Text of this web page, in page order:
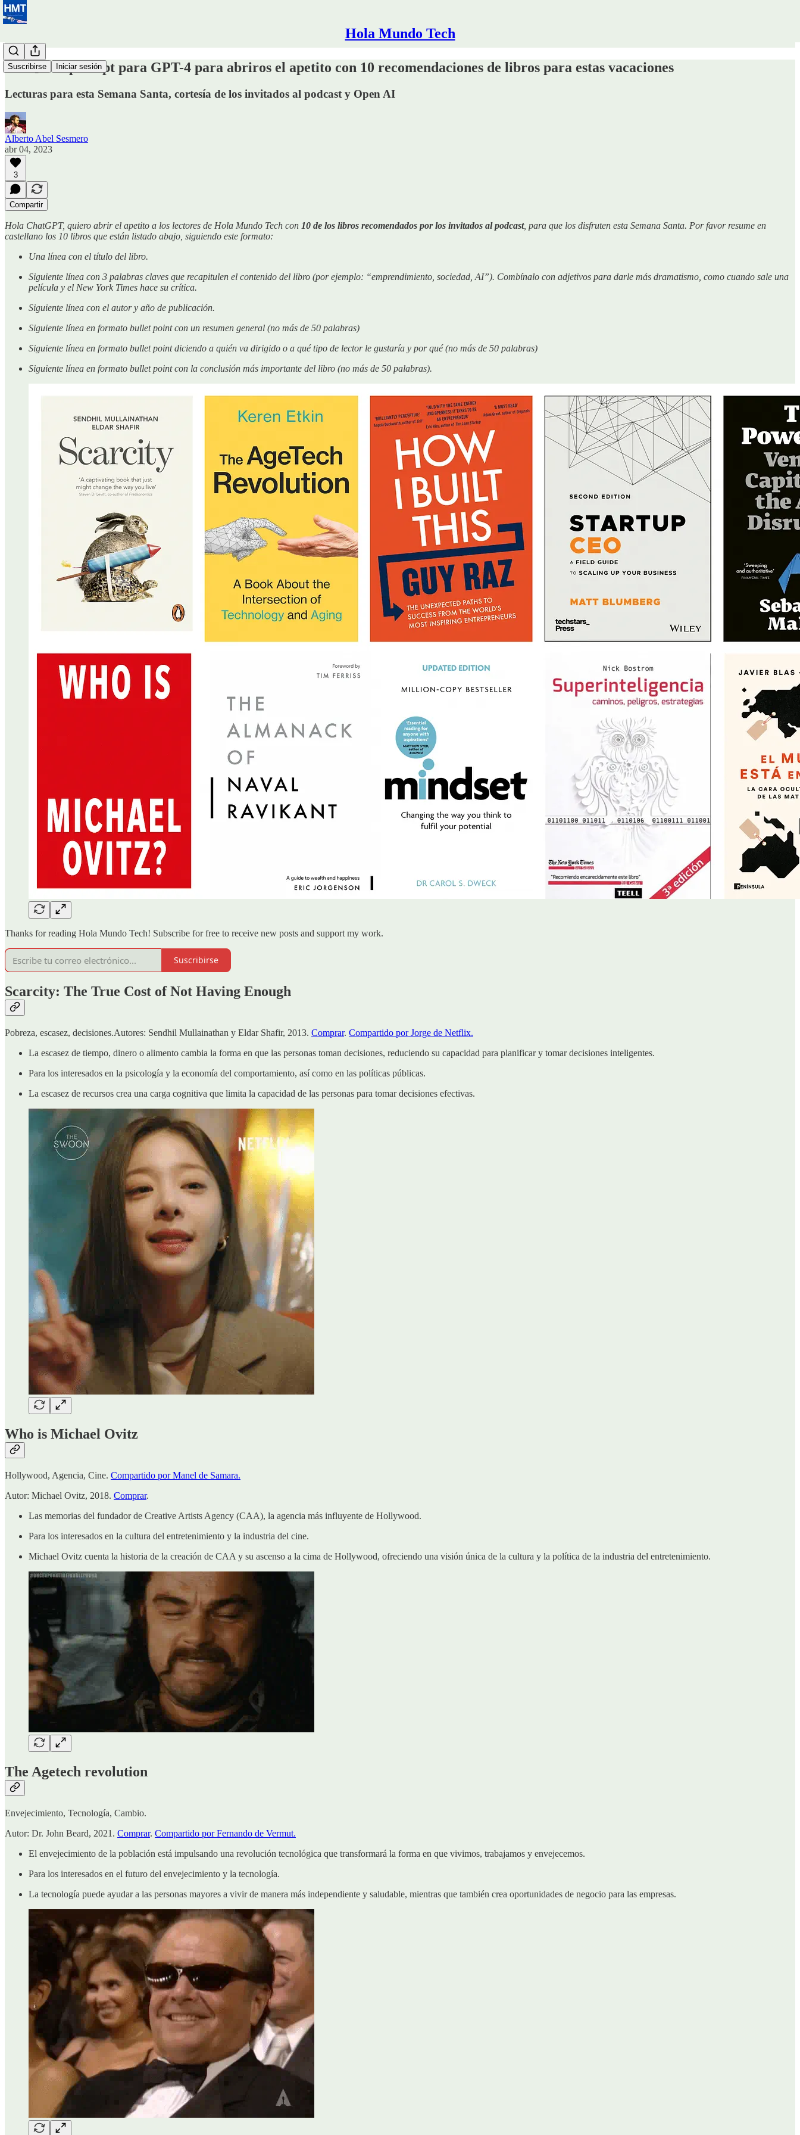
Hola Mundo Tech
Suscribirse Iniciar sesión
#69 📖 Mi prompt para GPT-4 para abriros el apetito con 10 recomendaciones de libros para estas vacaciones
Lecturas para esta Semana Santa, cortesía de los invitados al podcast y Open AI
Alberto Abel Sesmero
abr 04, 2023
3
Compartir
Hola ChatGPT, quiero abrir el apetito a los lectores de Hola Mundo Tech con 10 de los libros recomendados por los invitados al podcast, para que los disfruten esta Semana Santa. Por favor resume en
castellano los 10 libros que están listado abajo, siguiendo este formato:
Una línea con el título del libro.
Siguiente línea con 3 palabras claves que recapitulen el contenido del libro (por ejemplo: “emprendimiento, sociedad, AI”). Combínalo con adjetivos para darle más dramatismo, como cuando sale una
película y el New York Times hace su crítica.
Siguiente línea con el autor y año de publicación.
Siguiente línea en formato bullet point con un resumen general (no más de 50 palabras)
Siguiente línea en formato bullet point diciendo a quién va dirigido o a qué tipo de lector le gustaría y por qué (no más de 50 palabras)
Siguiente línea en formato bullet point con la conclusión más importante del libro (no más de 50 palabras).
Thanks for reading Hola Mundo Tech! Subscribe for free to receive new posts and support my work.
Suscribirse
Scarcity: The True Cost of Not Having Enough
Pobreza, escasez, decisiones.Autores: Sendhil Mullainathan y Eldar Shafir, 2013. Comprar. Compartido por Jorge de Netflix.
La escasez de tiempo, dinero o alimento cambia la forma en que las personas toman decisiones, reduciendo su capacidad para planificar y tomar decisiones inteligentes.
Para los interesados en la psicología y la economía del comportamiento, así como en las políticas públicas.
La escasez de recursos crea una carga cognitiva que limita la capacidad de las personas para tomar decisiones efectivas.
Who is Michael Ovitz
Hollywood, Agencia, Cine. Compartido por Manel de Samara.
Autor: Michael Ovitz, 2018. Comprar.
Las memorias del fundador de Creative Artists Agency (CAA), la agencia más influyente de Hollywood.
Para los interesados en la cultura del entretenimiento y la industria del cine.
Michael Ovitz cuenta la historia de la creación de CAA y su ascenso a la cima de Hollywood, ofreciendo una visión única de la cultura y la política de la industria del entretenimiento.
The Agetech revolution
Envejecimiento, Tecnología, Cambio.
Autor: Dr. John Beard, 2021. Comprar. Compartido por Fernando de Vermut.
El envejecimiento de la población está impulsando una revolución tecnológica que transformará la forma en que vivimos, trabajamos y envejecemos.
Para los interesados en el futuro del envejecimiento y la tecnología.
La tecnología puede ayudar a las personas mayores a vivir de manera más independiente y saludable, mientras que también crea oportunidades de negocio para las empresas.